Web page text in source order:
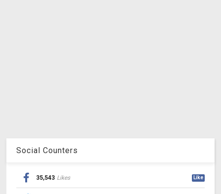
Social Counters
35,543 Likes Like